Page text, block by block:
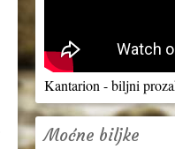
Kantarion - biljni
Moćne biljke